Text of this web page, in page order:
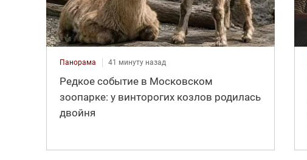
Панорама 41 минуту назад
Редкое событие в Московском
зоопарке: у винторогих козлов родилась
двойня